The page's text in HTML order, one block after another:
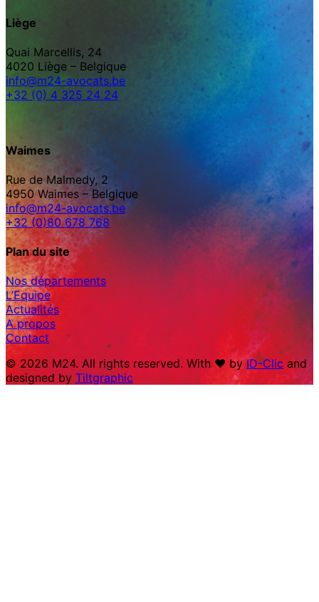
Liège
Quai Marcellis, 24
4020 Liège – Belgique
info@m24-avocats.be
+32 (0) 4 325 24 24
Waimes
Rue de Malmedy, 2
4950 Waimes – Belgique
info@m24-avocats.be
+32 (0)80 678 768
Plan du site
Nos départements
L’Equipe
Actualités
A propos
Contact
© 2026 M24. All rights reserved. With ♥︎ byID-Clic and
designed by Tiltgraphic